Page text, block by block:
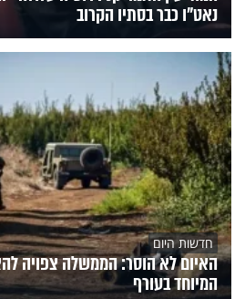
נאט"ו כבר בסתיו הקרוב
חדשות היום
האיום לא הוסר: הממשלה צפויה
המיוחד בעורף